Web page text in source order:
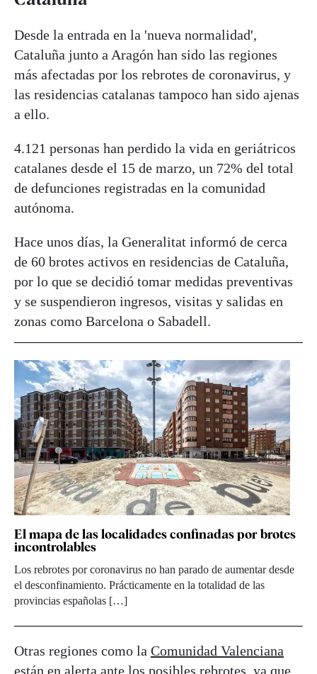
Desde la entrada en la 'nueva normalidad',
Cataluña junto a Aragón han sido las regiones
más afectadas por los rebrotes de coronavirus, y
las residencias catalanas tampoco han sido ajenas
a ello.
4.121 personas han perdido la vida en geriátricos
catalanes desde el 15 de marzo, un 72% del total
de defunciones registradas en la comunidad
autónoma.
Hace unos días, la Generalitat informó de cerca
de 60 brotes activos en residencias de Cataluña,
por lo que se decidió tomar medidas preventivas
y se suspendieron ingresos, visitas y salidas en
zonas como Barcelona o Sabadell.
El mapa de las localidades confinadas por brotes
incontrolables
Los rebrotes por coronavirus no han parado de aumentar desde
el desconfinamiento. Prácticamente en la totalidad de las
provincias españolas […]
Otras regiones como la Comunidad Valenciana
están en alerta ante los posibles rebrotes, ya que